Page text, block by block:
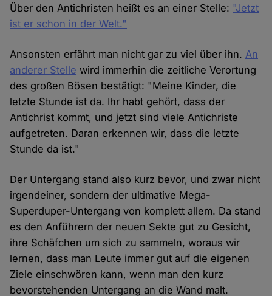
Über den Antichristen heißt es an einer Stelle: "Jetzt
ist er schon in der Welt."
Ansonsten erfährt man nicht gar zu viel über ihn.An
anderer Stelle wird immerhin die zeitliche Verortung
des großen Bösen bestätigt: "Meine Kinder, die
letzte Stunde ist da. Ihr habt gehört, dass der
Antichrist kommt, und jetzt sind viele Antichriste
aufgetreten. Daran erkennen wir, dass die letzte
Stunde da ist."
Der Untergang stand also kurz bevor, und zwar nicht
irgendeiner, sondern der ultimative Mega-
Superduper-Untergang von komplett allem. Da stand
es den Anführern der neuen Sekte gut zu Gesicht,
ihre Schäfchen um sich zu sammeln, woraus wir
lernen, dass man Leute immer gut auf die eigenen
Ziele einschwören kann, wenn man den kurz
bevorstehenden Untergang an die Wand malt.